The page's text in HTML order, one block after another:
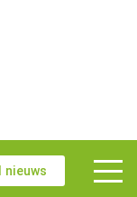
nieuws